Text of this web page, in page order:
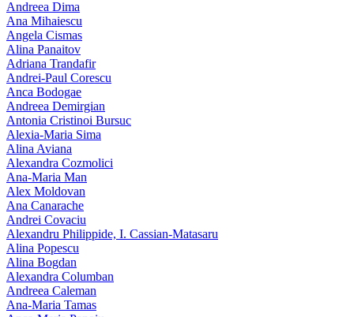
Andreea Dima
Ana Mihaiescu
Angela Cismas
Alina Panaitov
Adriana Trandafir
Andrei-Paul Corescu
Anca Bodogae
Andreea Demirgian
Antonia Cristinoi Bursuc
Alexia-Maria Sima
Alina Aviana
Alexandra Cozmolici
Ana-Maria Man
Alex Moldovan
Ana Canarache
Andrei Covaciu
Alexandru Philippide, I. Cassian‑Matasaru
Alina Popescu
Alina Bogdan
Alexandra Columban
Andreea Caleman
Ana-Maria Tamas